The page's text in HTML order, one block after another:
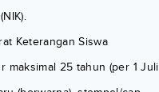
Keterangan Siswa
maksimal 25 tahun (per 1 Juli